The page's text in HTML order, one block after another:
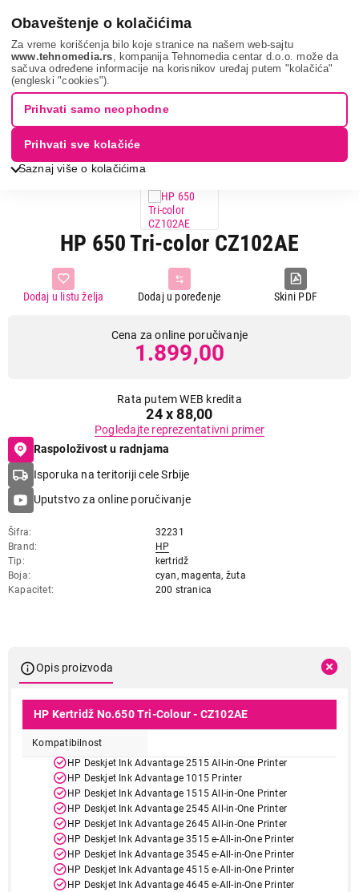
Obaveštenje o kolačićima
Za vreme korišćenja bilo koje stranice na našem web-sajtu
www.tehnomedia.rs , kompanija Tehnomedia centar d.o.o. može da
sačuva određene informacije na korisnikov uređaj putem "kolačića"
(engleski "cookies").
Saznaj više o kolačićima
Prihvati samo neophodne
Prihvati sve kolačiće
It & gaming Potrošni materijal za štampače Kertridži
Hp
650 tri-colo...
HP 650 Tri-color CZ102AE
Skini PDF
Dodaj u poređenje
Dodaj u listu želja
Cena za online poručivanje
1.899,00
Rata putem WEB kredita
24 x 88,00
Pogledajte reprezentativni primer
Raspoloživost u radnjama
Isporuka na teritoriji cele Srbije
Uputstvo za online poručivanje
Šifra
32231
Brand
HP
Tip
kertridž
Boja
cyan, magenta, žuta
Kapacitet
200 stranica
Opis proizvoda
HP Kertridž No.650 Tri-Colour - CZ102AE
Kompatibilnost
HP Deskjet Ink Advantage 2515 All-in-One Printer
HP Deskjet Ink Advantage 1015 Printer
HP Deskjet Ink Advantage 1515 All-in-One Printer
HP Deskjet Ink Advantage 2545 All-in-One Printer
HP Deskjet Ink Advantage 2645 All-in-One Printer
HP Deskjet Ink Advantage 3515 e-All-in-One Printer
HP Deskjet Ink Advantage 3545 e-All-in-One Printer
HP Deskjet Ink Advantage 4515 e-All-in-One Printer
HP Deskjet Ink Advantage 4645 e-All-in-One Printer